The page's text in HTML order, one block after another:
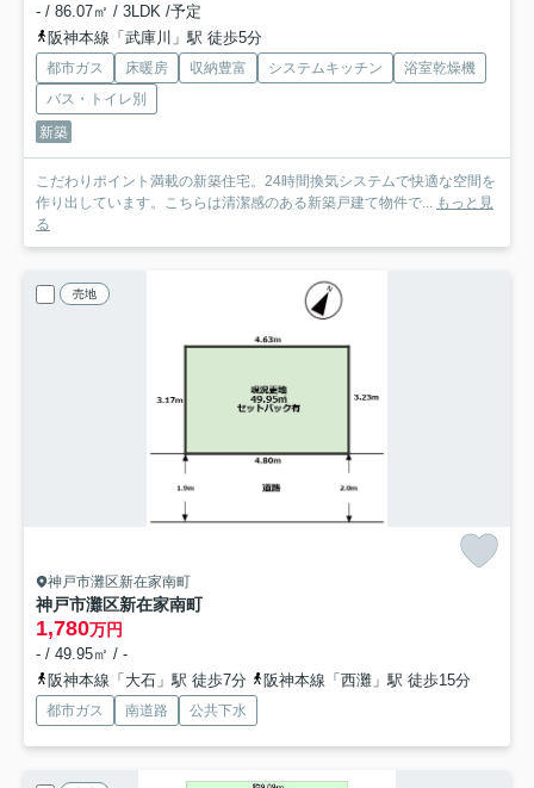
- / 86.07㎡ / 3LDK /予定
阪神本線「武庫川」駅 徒歩5分
都市ガス 床暖房 収納豊富 システムキッチン
浴室乾燥機
バス・トイレ別
新築
こだわりポイント満載の新築住宅。24時間換気システムで快適な空間を
作り出しています。こちらは清潔感のある新築戸建て物件で... もっと見
る
売地
神戸市灘区新在家南町
神戸市灘区新在家南町
1,780万円
- / 49.95㎡ / -
阪神本線「大石」駅 徒歩7分
阪神本線「西灘」駅 徒歩15分
都市ガス 南道路 公共下水